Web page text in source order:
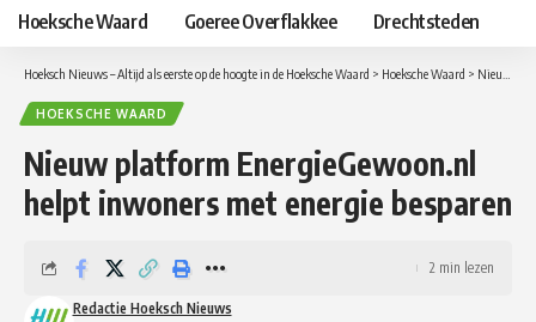
aanpassen
Hoeksche Waard Goeree Overflakkee Drechtsteden
Hoeksch Nieuws – Altijd als eerste op de hoogte in de Hoeksche Waard > Hoeksche Waard > Nieuw platform EnergieGewoon.nl helpt inwoners met energie besparen
HOEKSCHE WAARD
Nieuw platform EnergieGewoon.nl
helpt inwoners met energie besparen
Redactie Hoeksch Nieuws
2 min lezen